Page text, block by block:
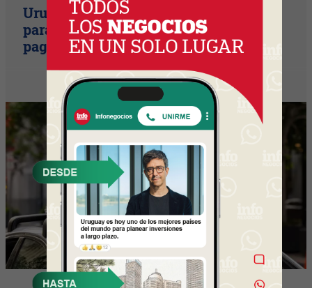
Uruguay empieza a discutir las reglas
para una movilidad autónoma (¿Quién
paga si el auto sin conductor choca?)